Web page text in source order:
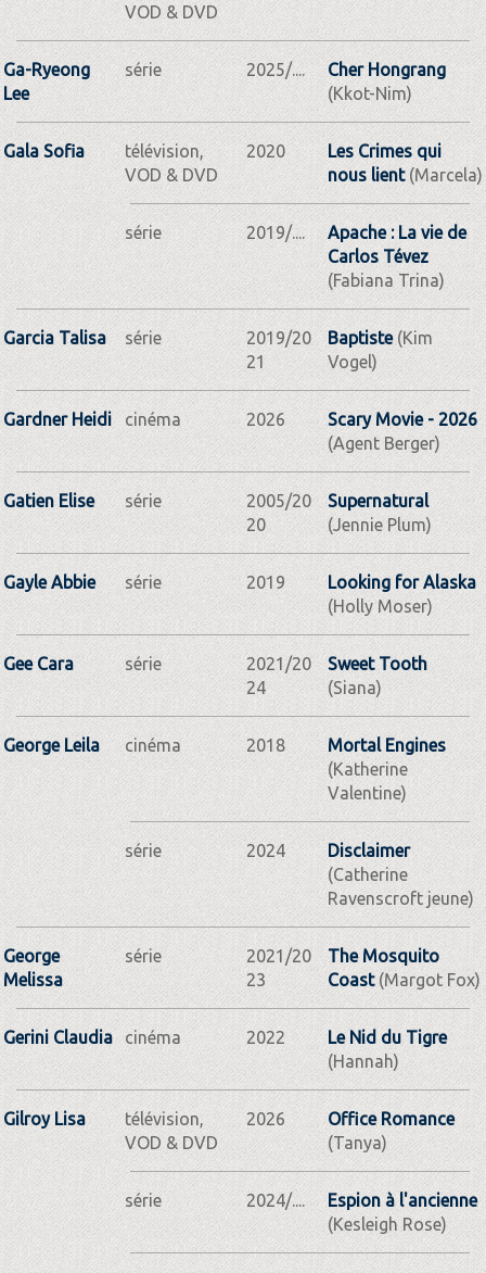
VOD & DVD
Ga-Ryeong
Lee
série 2025/....
Cher Hongrang
(Kkot-Nim)
Gala Sofia
télévision,
VOD & DVD
2020
Les Crimes qui
nous lient(Marcela)
série 2019/....
Apache : La vie de
Carlos Tévez
(Fabiana Trina)
Garcia Talisa série
2019/20
21
Baptiste(Kim
Vogel)
Gardner Heidi cinéma 2026
Scary Movie - 2026
(Agent Berger)
Gatien Elise série
2005/20
20
Supernatural
(Jennie Plum)
Gayle Abbie série 2019
Looking for Alaska
(Holly Moser)
Gee Cara série
2021/20
24
Sweet Tooth
(Siana)
George Leila cinéma 2018
Mortal Engines
(Katherine
Valentine)
série 2024
Disclaimer
(Catherine
Ravenscroft jeune)
George
Melissa
série
2021/20
23
The Mosquito
Coast(Margot Fox)
Gerini Claudia cinéma 2022
Le Nid du Tigre
(Hannah)
Gilroy Lisa
télévision,
VOD & DVD
2026
Office Romance
(Tanya)
série 2024/....
Espion à l'ancienne
(Kesleigh Rose)